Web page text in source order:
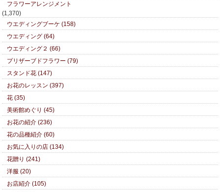
フラワーアレンジメント
(1,370)
ウエディングブーケ (158)
ウエディング (64)
ウエディング２ (66)
プリザーブドフラワー (79)
スタンド花 (147)
お花のレッスン (397)
花 (35)
美術館めぐり (45)
お花の紹介 (236)
花の品種紹介 (60)
お気に入りの店 (134)
花贈り (241)
洋服 (20)
お店紹介 (105)